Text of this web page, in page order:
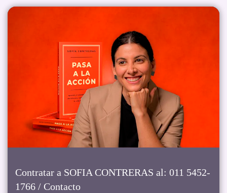
Contratar a SOFIA CONTRERAS al: 011 5452-
1766 / Contacto